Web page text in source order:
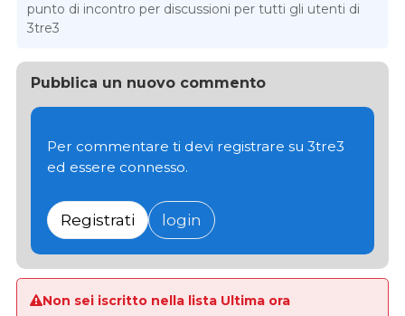
punto di incontro per discussioni per tutti gli utenti di
3tre3
Pubblica un nuovo commento
Per commentare ti devi registrare su 3tre3
ed essere connesso.
Registrati login
Non sei iscritto nella lista Ultima ora